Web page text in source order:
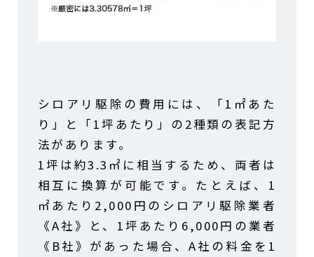
シロアリ駆除の費用には、「1㎡あた
り」と「1坪あたり」の2種類の表記方
法があります。
1坪は約3.3㎡に相当するため、両者は
相互に換算が可能です。たとえば、1
㎡あたり2,000円のシロアリ駆除業者
《A社》と、1坪あたり6,000円の業者
《B社》があった場合、A社の料金を1